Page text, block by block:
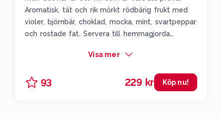
Aromatisk, tät och rik mörkt rödbärig frukt med
violer, björnbär, choklad, mocka, mint, svartpeppar
och rostade fat. Servera till hemmagjorda
Visa mer
93 229 kr Köp nu!